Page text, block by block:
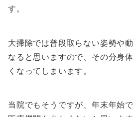
す。
大掃除では普段取らない姿勢や
なると思いますので、その分身
くなってしまいます。
当院でもそうですが、年末年始